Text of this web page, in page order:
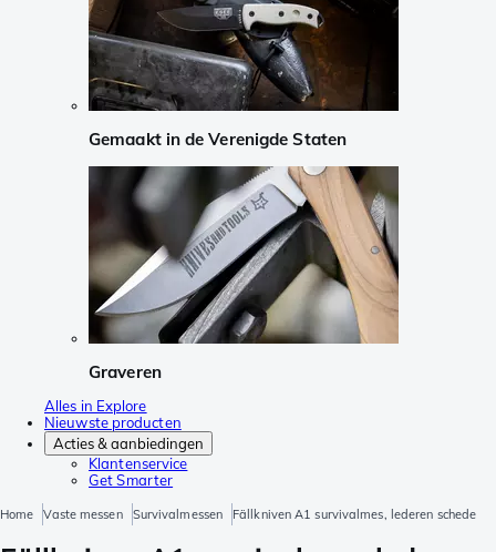
Gemaakt in de Verenigde Staten
Graveren
Alles in Explore
Nieuwste producten
Acties & aanbiedingen
Klantenservice
Get Smarter
Home Vaste messen Survivalmessen Fällkniven A1 survivalmes, lederen schede